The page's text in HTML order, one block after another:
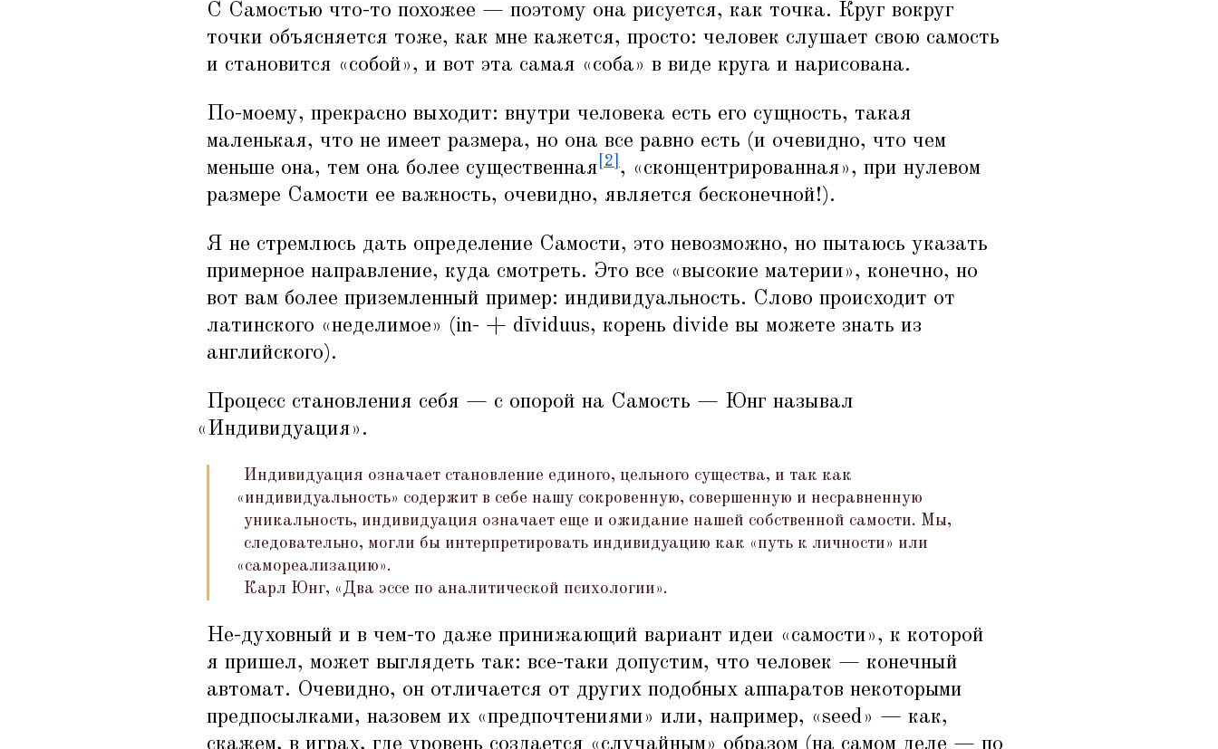
С Самостью что-то похожее — поэтому она рисуется, как точка. Круг вокруг
точки объясняется тоже, как мне кажется, просто: человек слушает свою самость
и становится «собой», и вот эта самая «соба» в виде круга и нарисована.
По-моему, прекрасно выходит: внутри человека есть его сущность, такая
маленькая, что не имеет размера, но она все равно есть (и очевидно, что чем
меньше она, тем она более существенная [2] , «сконцентрированная», при нулевом
размере Самости ее важность, очевидно, является бесконечной!).
Я не стремлюсь дать определение Самости, это невозможно, но пытаюсь указать
примерное направление, куда смотреть. Это все «высокие материи», конечно, но
вот вам более приземленный пример: индивидуальность. Слово происходит от
латинского «неделимое» (in- +‎ dīviduus, корень divide вы можете знать из
английского).
Процесс становления себя — с опорой на Самость — Юнг называл
«Индивидуация».
Индивидуация означает становление единого, цельного существа, и так как
«индивидуальность» содержит в себе нашу сокровенную, совершенную и несравненную
уникальность, индивидуация означает еще и ожидание нашей собственной самости. Мы,
следовательно, могли бы интерпретировать индивидуацию как «путь к личности» или
«самореализацию».
Карл Юнг, «Два эссе по аналитической психологии».
Не-духовный и в чем-то даже принижающий вариант идеи «самости», к которой
я пришел, может выглядеть так: все-таки допустим, что человек — конечный
автомат. Очевидно, он отличается от других подобных аппаратов некоторыми
предпосылками, назовем их «предпочтениями» или, например, «seed» — как,
скажем, в играх, где уровень создается «случайным» образом (на самом деле — по